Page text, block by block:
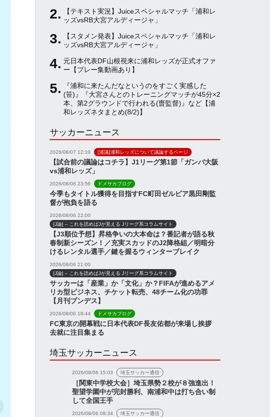
m h
n
l
【テキスト実況】Juiceスペシャルマッチ「浦和レ
ッズvsRB大宮アルディージャ」
【スタメン発表】Juiceスペシャルマッチ「浦和レ
ッズvsRB大宮アルディージャ」
元日本代表DF山根視来に浦和レッズが正式オファ
ー【プレー集動画あり】
『浦和に来たんだなというのをすごく実感した
(笹)』『大宮さんとのトレーニングマッチが45分×2
本、第2グラウンドで行われる(曺監督)』など【浦
和レッズネタまとめ(8/2)】
サッカーニュース
2026/08/07 12:10 [浦議]浦和レッズについて議論するページ
【試合前の議論はコチラ】J1リーグ第1節「ガンバ大阪
vs浦和レッズ」
2026/08/06 23:56 ドメサカブログ
今季もタイトル獲得を目指すFC町田ゼルビア黒田剛監
督が抱負を語る
2026/08/06 22:00
[J論] – これを読めばJが見える Jリーグ系コラムサイト
【J3順位予想】昇格争いの大本命は？番記者が語る秋
春制新シーズン！／充実スカッドのJ2降格組／明暗分
けるレンタル選手／鍵を握るウィンターブレイク
2026/08/06 21:00
[J論] – これを読めばJが見える Jリーグ系コラムサイト
サッカーは「産業」か「文化」か？FIFAが進めるアメ
リカ型ビジネス、チケット転売、48チーム化の功罪
【月刊ブンデス】
2026/08/06 18:44 ドメサカブログ
FC東京の開幕戦に日本代表DF長友佑都が来場し挨拶
去就に注目集まる
埼玉サッカーニュース
2026/08/06 15:03 埼玉サッカー通信
［関東中学校大会］埼玉県勢２校が８強進出！
聖望学園中が完封勝利、南浦和中は打ち合い制
して全国王手
2026/08/06 08:34 埼玉サッカー通信